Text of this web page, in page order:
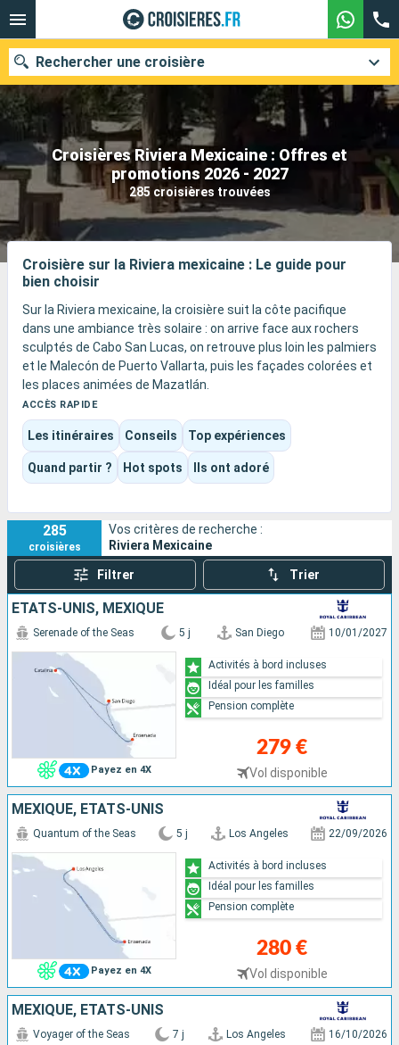
Croisières Riviera Mexicaine : Offres et
promotions 2026 - 2027
285 croisières trouvées
Rechercher une croisière
Nos destinations
Mois de départ
Ports Compagnies
Croisière sur la Riviera mexicaine : Le guide pour
bien choisir
Sur la Riviera mexicaine, la croisière suit la côte pacifique
dans une ambiance très solaire : on arrive face aux rochers
sculptés de Cabo San Lucas, on retrouve plus loin les palmiers
et le Malecón de Puerto Vallarta, puis les façades colorées et
les places animées de Mazatlán.
Le voyage alterne plages, marinas, tacos de poisson, sorties
en mer, centres historiques et couchers de soleil sur le
Pacifique. C’est une destination facile à apprécier en escale,
avec des ports très différents les uns des autres et un bon
équilibre entre détente, balade et activités nautiques.
ACCÈS RAPIDE
Les itinéraires Conseils Top expériences
Quand partir ? Hot spots Ils ont adoré
285
croisières
Vos critères de recherche :
Riviera Mexicaine
Filtrer Trier
ÉTATS-UNIS, MEXIQUE
Payez en 4X
Serenade of the Seas 5 j San Diego 10/01/2027
279 €
Vol disponible
Activités à bord incluses
Idéal pour les familles
Pension complète
MEXIQUE, ÉTATS-UNIS
Payez en 4X
Quantum of the Seas 5 j Los Angeles 22/09/2026
280 €
Vol disponible
Activités à bord incluses
Idéal pour les familles
Pension complète
MEXIQUE, ÉTATS-UNIS
Voyager of the Seas 7 j Los Angeles 16/10/2026